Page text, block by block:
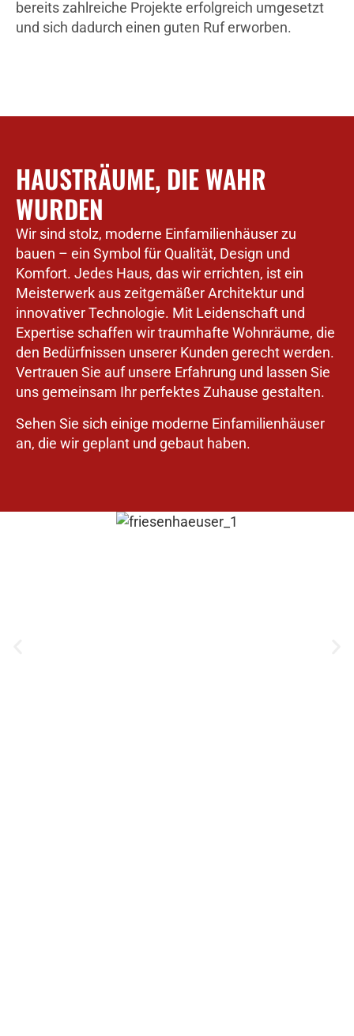
bereits zahlreiche Projekte erfolgreich umgesetzt
und sich dadurch einen guten Ruf erworben.
HAUSTRÄUME, DIE WAHR
WURDEN
Wir sind stolz, moderne Einfamilienhäuser zu
bauen – ein Symbol für Qualität, Design und
Komfort. Jedes Haus, das wir errichten, ist ein
Meisterwerk aus zeitgemäßer Architektur und
innovativer Technologie. Mit Leidenschaft und
Expertise schaffen wir traumhafte Wohnräume, die
den Bedürfnissen unserer Kunden gerecht werden.
Vertrauen Sie auf unsere Erfahrung und lassen Sie
uns gemeinsam Ihr perfektes Zuhause gestalten.
Sehen Sie sich einige moderne Einfamilienhäuser
an, die wir geplant und gebaut haben.